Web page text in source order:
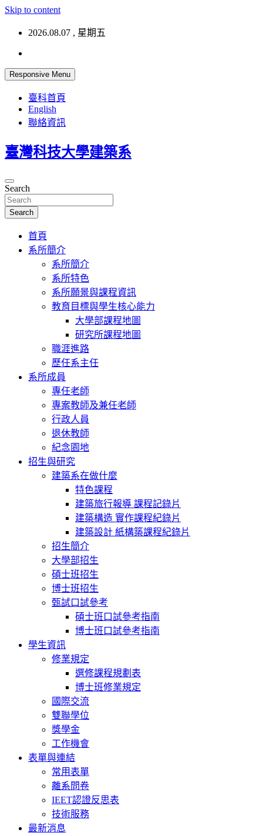
Skip to content
2026.08.07 , 星期五
Responsive Menu
臺科首頁
English
聯絡資訊
臺灣科技大學建築系
Search
Search
首頁
系所簡介
系所簡介
系所特色
系所願景與課程資訊
教育目標與學生核心能力
大學部課程地圖
研究所課程地圖
職涯進路
歷任系主任
系所成員
專任老師
專案教師及兼任老師
行政人員
退休教師
紀念園地
招生與研究
建築系在做什麼
特色課程
建築旅行報導 課程記錄片
建築構造 實作課程紀錄片
建築設計 紙構築課程紀錄片
招生簡介
大學部招生
碩士班招生
博士班招生
甄試口試參考
碩士班口試參考指南
博士班口試參考指南
學生資訊
修業規定
選修課程規劃表
博士班修業規定
國際交流
雙聯學位
獎學金
工作機會
表單與連結
常用表單
離系問卷
IEET認證反思表
技術服務
最新消息